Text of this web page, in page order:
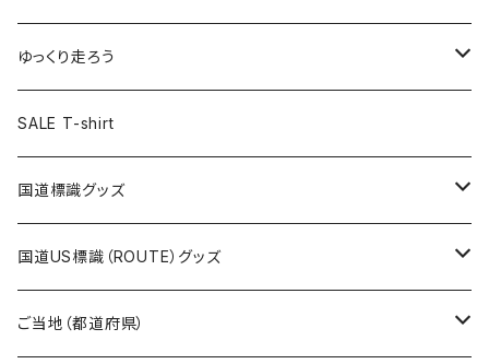
トートバッグ
ランチバッグ
エコバッグ
クリアファイル
キーホルダー
クリアファイル
Tシャツ
ステッカー
サコッシュ
ホテルキーホルダー
モーテルキーホルダー
トートバッグ
クリアファイル
マスク
エコバッグ
千葉ロッテマリーンズコラボ
エコバッグ
ステッカー
モーテルキーホルダー
ホテルキーホルダー
トートバッグ
キャップ
ステッカー
ホテルキーホルダー
Tシャツ
キャップ
ステッカー
ゆっくり走ろう
Tシャツ
ステッカー
ホテルキーホルダー
SALE T-shirt
国道標識グッズ
ステッカー
国道0～99号線
Tシャツ
国道US標識（ROUTE）グッズ
ステッカー
ご当地（都道府県）